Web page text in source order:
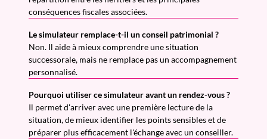
conséquences fiscales associées.
Le simulateur remplace-t-il un conseil patrimonial ?
Non. Il aide à mieux comprendre une situation
successorale, mais ne remplace pas un accompagnement
personnalisé.
Pourquoi utiliser ce simulateur avant un rendez-vous ?
Il permet d'arriver avec une première lecture de la
situation, de mieux identifier les points sensibles et de
préparer plus efficacement l'échange avec un conseiller.